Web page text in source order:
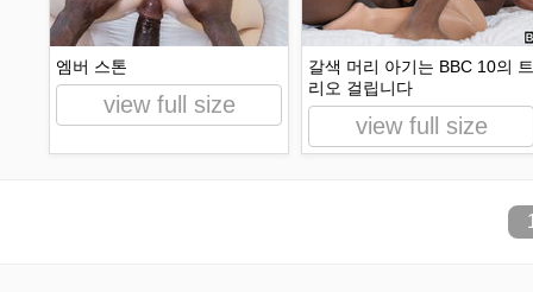
엠버 스톤
view full size
갈색 머리 아기는 BBC 10의 트
리오 걸립니다
view full size
1